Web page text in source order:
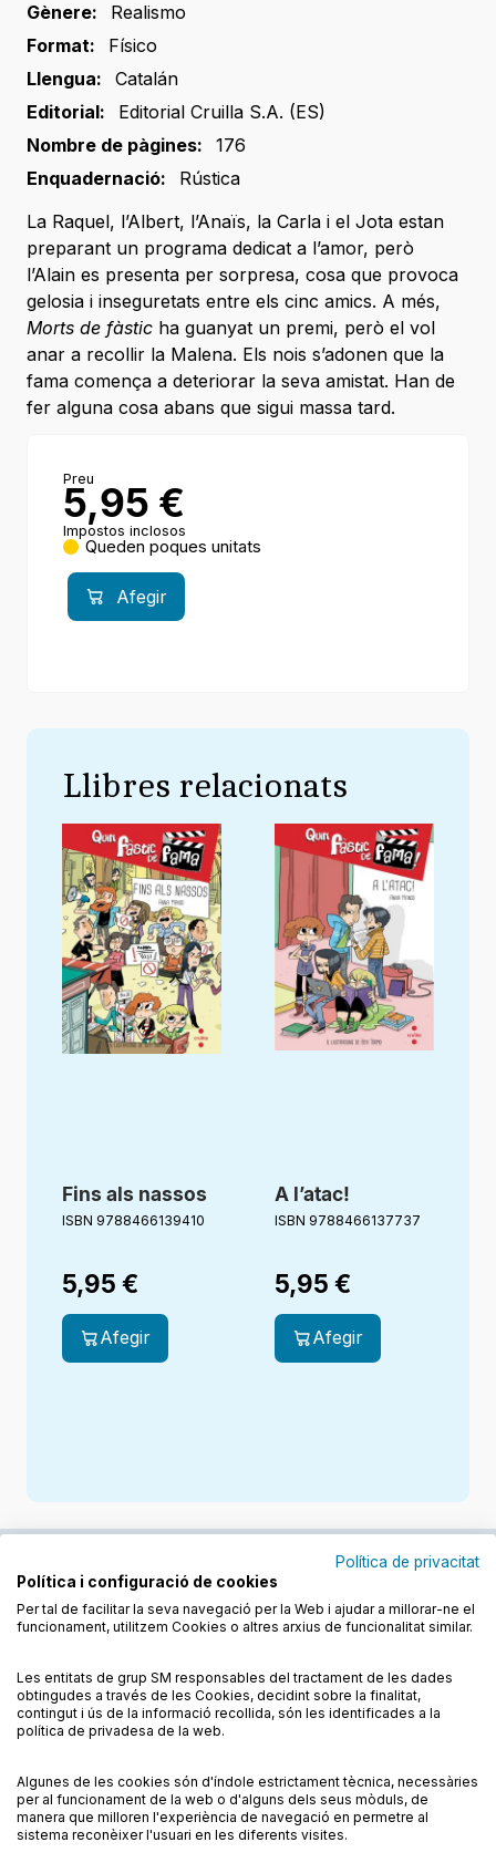
Gènere:
Realismo
Format:
Físico
Llengua:
Catalán
Editorial:
Editorial Cruilla S.A. (ES)
Nombre de pàgines:
176
Enquadernació:
Rústica
La Raquel, l’Albert, l’Anaïs, la Carla i el Jota estan
preparant un programa dedicat a l’amor, però
l’Alain es presenta per sorpresa, cosa que provoca
gelosia i inseguretats entre els cinc amics. A més,
Morts de fàstic ha guanyat un premi, però el vol
anar a recollir la Malena. Els nois s’adonen que la
fama comença a deteriorar la seva amistat. Han de
fer alguna cosa abans que sigui massa tard.
Preu
5,95 €
Impostos inclosos
Queden poques unitats
Afegir
Llibres relacionats
Fins als nassos
ISBN 9788466139410
5,95 €
Afegir
A l’atac!
ISBN 9788466137737
5,95 €
Afegir
Descobreix els llibres a les llengües cooficials
Condicions de compra
Condicions d’ús
Política de cookies
Política de privadesa
FAQs
Contacte
Política de privacitat
Política i configuració de cookies
Per tal de facilitar la seva navegació per la Web i ajudar a millorar-ne el
funcionament, utilitzem Cookies o altres arxius de funcionalitat similar.
Les entitats de grup SM responsables del tractament de les dades
obtingudes a través de les Cookies, decidint sobre la finalitat,
contingut i ús de la informació recollida, són les identificades a la
política de privadesa de la web.
Algunes de les cookies són d'índole estrictament tècnica, necessàries
per al funcionament de la web o d'alguns dels seus mòduls, de
manera que milloren l'experiència de navegació en permetre al
sistema reconèixer l'usuari en les diferents visites.